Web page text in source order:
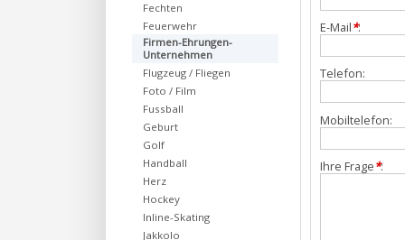
E-Mail*:
Telefon:
Mobiltelefon:
Ihre Frage*:
Fechten
Feuerwehr
Firmen-Ehrungen-
Unternehmen
Flugzeug / Fliegen
Foto / Film
Fussball
Geburt
Golf
Handball
Herz
Hockey
Inline-Skating
Jakkolo